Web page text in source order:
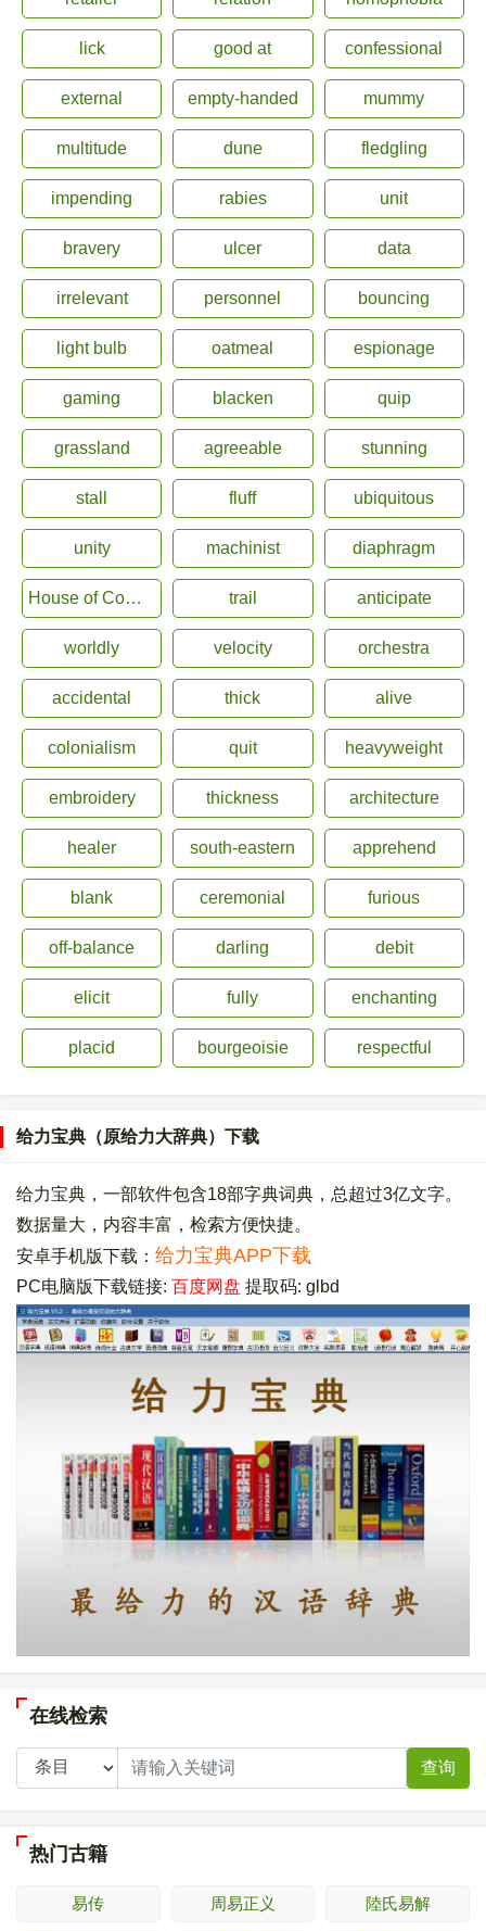
lick good at confessional
external empty-handed mummy
multitude dune fledgling
impending rabies unit
bravery ulcer data
irrelevant personnel bouncing
light bulb oatmeal espionage
gaming blacken quip
grassland agreeable stunning
stall fluff ubiquitous
unity machinist diaphragm
House of Commons trail anticipate
worldly velocity orchestra
accidental thick alive
colonialism quit heavyweight
embroidery thickness architecture
healer south-eastern apprehend
blank ceremonial furious
off-balance darling debit
elicit fully enchanting
placid bourgeoisie respectful
给力宝典（原给力大辞典）下载
给力宝典，一部软件包含18部字典词典，总超过3亿文字。
数据量大，内容丰富，检索方便快捷。
安卓手机版下载： 给力宝典APP下载
PC电脑版下载链接: 百度网盘 提取码: glbd
在线检索
查询
热门古籍
易传 周易正义 陸氏易解